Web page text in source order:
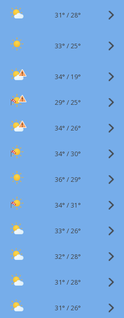
31° /28°
33° /25°
34° / 19°
29° /25°
34° /26°
34° /30°
36° /29°
34° /31°
33° /26°
32° /28°
31° /28°
31° /26°